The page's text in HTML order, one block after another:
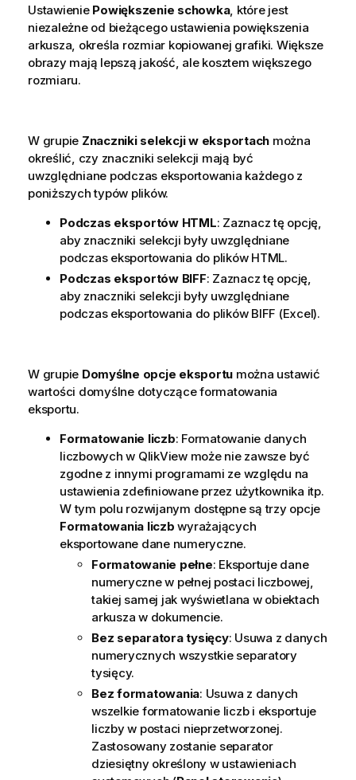
Ustawienie Powiększenie schowka, które jest
niezależne od bieżącego ustawienia powiększenia
arkusza, określa rozmiar kopiowanej grafiki. Większe
obrazy mają lepszą jakość, ale kosztem większego
rozmiaru.
W grupie Znaczniki selekcji w eksportach można
określić, czy znaczniki selekcji mają być
uwzględniane podczas eksportowania każdego z
poniższych typów plików.
Podczas eksportów HTML: Zaznacz tę opcję,
aby znaczniki selekcji były uwzględniane
podczas eksportowania do plików HTML.
Podczas eksportów BIFF: Zaznacz tę opcję,
aby znaczniki selekcji były uwzględniane
podczas eksportowania do plików BIFF (Excel).
W grupie Domyślne opcje eksportu można ustawić
wartości domyślne dotyczące formatowania
eksportu.
Formatowanie liczb: Formatowanie danych
liczbowych w QlikView może nie zawsze być
zgodne z innymi programami ze względu na
ustawienia zdefiniowane przez użytkownika itp.
W tym polu rozwijanym dostępne są trzy opcje
Formatowania liczb wyrażających
eksportowane dane numeryczne.
Formatowanie pełne: Eksportuje dane
numeryczne w pełnej postaci liczbowej,
takiej samej jak wyświetlana w obiektach
arkusza w dokumencie.
Bez separatora tysięcy: Usuwa z danych
numerycznych wszystkie separatory
tysięcy.
Bez formatowania: Usuwa z danych
wszelkie formatowanie liczb i eksportuje
liczby w postaci nieprzetworzonej.
Zastosowany zostanie separator
dziesiętny określony w ustawieniach